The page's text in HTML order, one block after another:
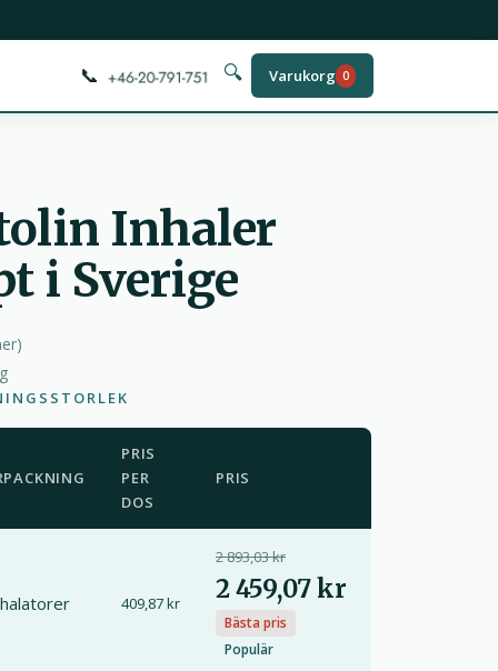
📞 🔍 Varukorg 0
Inhaler
i Sverige
)
PRIS
PER
DOS
PRIS
409,87 kr
2 893,03 kr
2 459,07 kr
Bästa pris
Populär